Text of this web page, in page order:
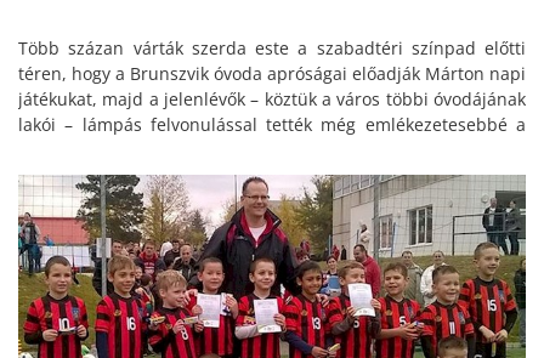
Több százan várták szerda este a szabadtéri színpad előtti
téren, hogy a Brunszvik óvoda apróságai előadják Márton napi
játékukat, majd a jelenlévők – köztük a város többi óvodájának
lakói – lámpás felvonulással tették még emlékezetesebbé a
lakomájával zárult.